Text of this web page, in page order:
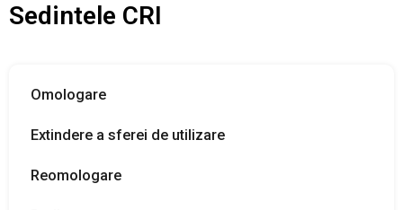
Sedintele CRI
Omologare
Extindere a sferei de utilizare
Reomologare